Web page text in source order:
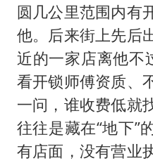
圆几公里范围内有
他。后来街上先后
近的一家店离他不
看开锁师傅资质、
一问，谁收费低就
往往是藏在“地下
有店面，没有营业